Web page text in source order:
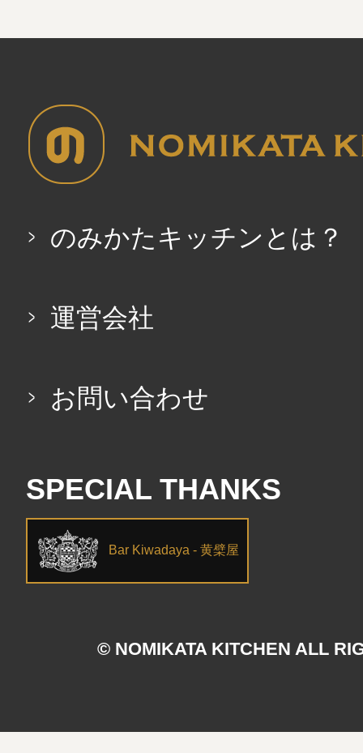
のみかたキッチンとは？
運営会社
お問い合わせ
SPECIAL THANKS
Bar Kiwadaya - 黄檗屋
© NOMIKATA KITCHEN ALL